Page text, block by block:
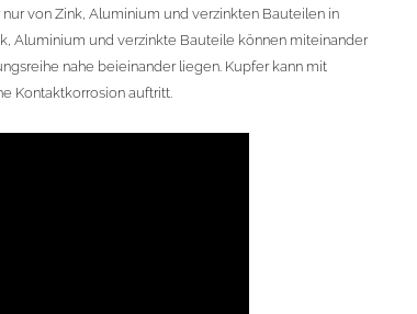
von Zink, Aluminium und verzinkten Bauteilen in
Aluminium und verzinkte Bauteile können miteinander
nahe beieinander liegen. Kupfer kann mit
Kontaktkorrosion auftritt.